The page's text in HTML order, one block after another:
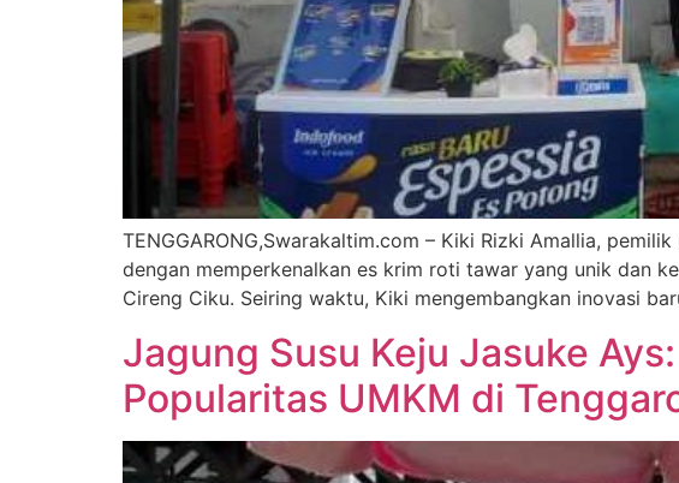
TENGGARONG,Swarakaltim.com – Kiki Rizki Amallia,
dengan memperkenalkan es krim roti tawar yang unik dan
Cireng Ciku. Seiring waktu, Kiki mengembangkan inovasi
Jagung Susu Keju Jasuke
Popularitas UMKM di